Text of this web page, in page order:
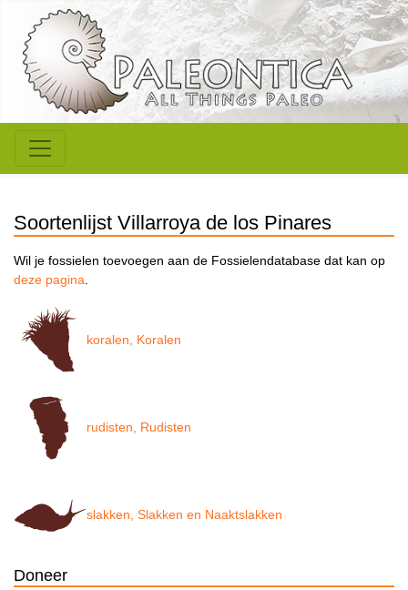
Soortenlijst Villarroya de los Pinares
Wil je fossielen toevoegen aan de Fossielendatabase dat kan op
deze pagina.
koralen, Koralen
rudisten, Rudisten
slakken, Slakken en Naaktslakken
Doneer